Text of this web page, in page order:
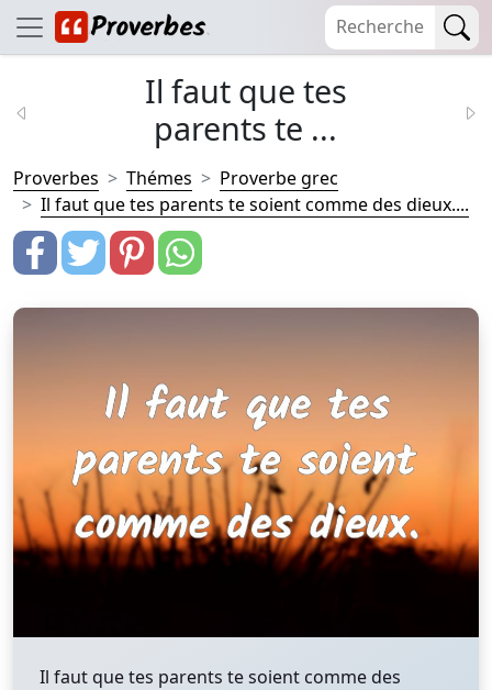
Il faut que tes
parents te ...
Proverbes Thémes
Proverbe grec
Il faut que tes parents te soient comme des dieux....
Il faut que tes parents te soient comme des